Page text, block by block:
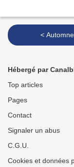
< Automne
Hébergé par
Top articles
Pages
Contact
Signaler un abus
C.G.U.
Cookies et données